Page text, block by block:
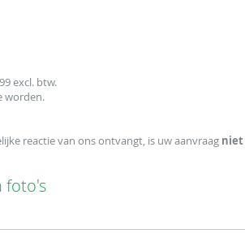
excl. btw.
worden.
reactie van ons ontvangt, is uw aanvraag niet
foto's